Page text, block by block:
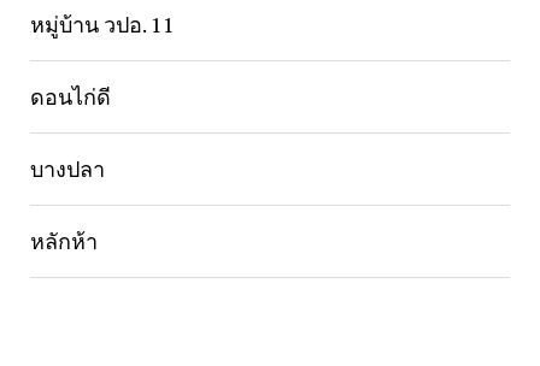
หมู่บ้าน วปอ. 11
ดอนไก่ดี
บางปลา
หลักห้า